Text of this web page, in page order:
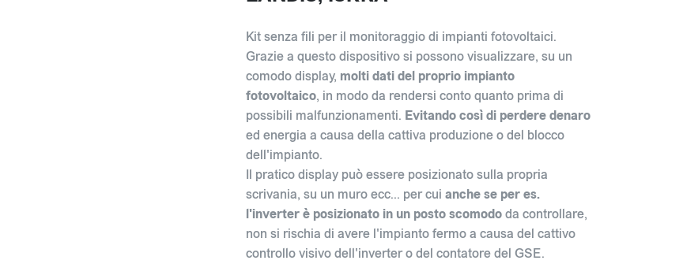
Kit senza fili per il monitoraggio di impianti fotovoltaici.
Grazie a questo dispositivo si possono visualizzare, su un
comodo display, molti dati del proprio impianto
fotovoltaico, in modo da rendersi conto quanto prima di
possibili malfunzionamenti. Evitando così di perdere denaro
ed energia a causa della cattiva produzione o del blocco
dell'impianto.
Il pratico display può essere posizionato sulla propria
scrivania, su un muro ecc... per cui anche se per es.
l'inverter è posizionato in un posto scomododa controllare,
non si rischia di avere l'impianto fermo a causa del cattivo
controllo visivo dell'inverter o del contatore del GSE.